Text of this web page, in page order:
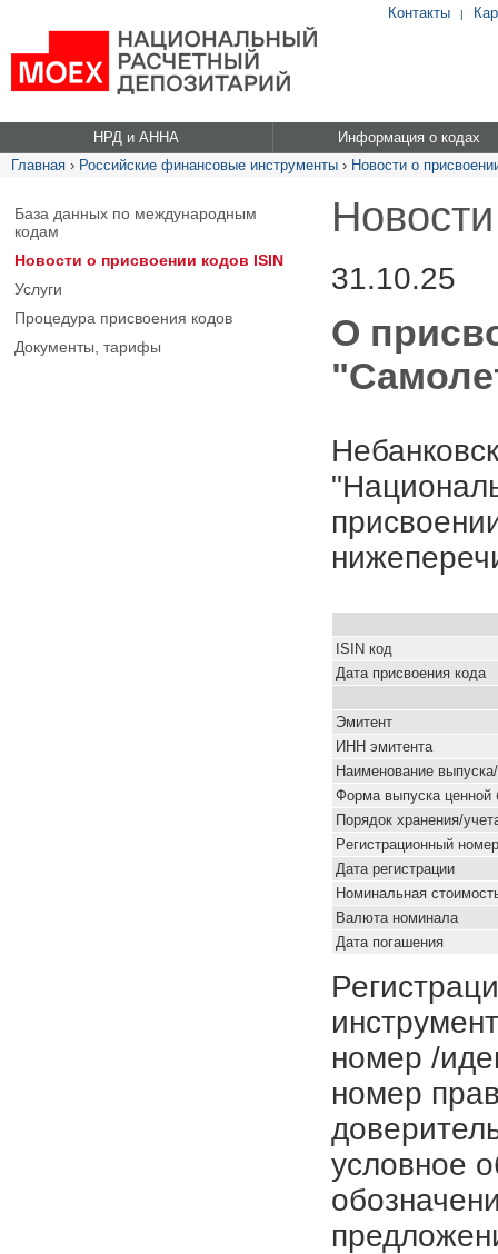
Контакты |
НРД и АННА
Информация о кодах
Главная › Российские финансовые инструменты › Новости о
База данных по международным
кодам
Новости о присвоении кодов ISIN
Услуги
Процедура присвоения кодов
Документы, тарифы
31.10.25
О
ISIN код
Дата присвоения кода
Эмитент
ИНН эмитента
Наименование
Форма выпуска ценной
Порядок хранения/
Pегистрационный номер
Дата регистрации
Номинальная
Валюта номинала
Дата погашения
номер /
номер
условное